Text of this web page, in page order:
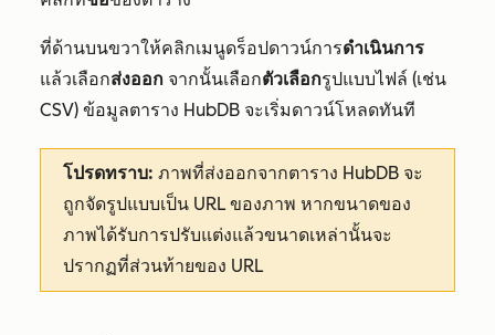
ที่ด้านบนขวาให้คลิกเมนูดร็อปดาวน์การดำเนินการ
แล้วเลือกส่งออก จากนั้นเลือกตัวเลือกรูปแบบไฟล์ (เช่น
CSV) ข้อมูลตาราง HubDB จะเริ่มดาวน์โหลดทันที
โปรดทราบ: ภาพที่ส่งออกจากตาราง HubDB จะ
ถูกจัดรูปแบบเป็น URL ของภาพ หากขนาดของ
ภาพได้รับการปรับแต่งแล้วขนาดเหล่านั้นจะ
ปรากฏที่ส่วนท้ายของ URL